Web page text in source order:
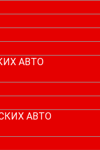
АВТО
АВТО